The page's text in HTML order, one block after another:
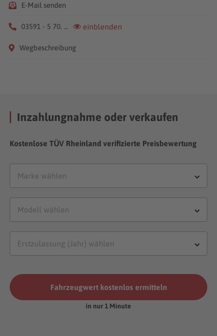
E-Mail senden
03591 - 5 70. ... einblenden
Wegbeschreibung
Inzahlungnahme oder verkaufen
Kostenlose TÜV Rheinland verifizierte Preisbewertung
Fahrzeugwert kostenlos ermitteln
in nur 1 Minute